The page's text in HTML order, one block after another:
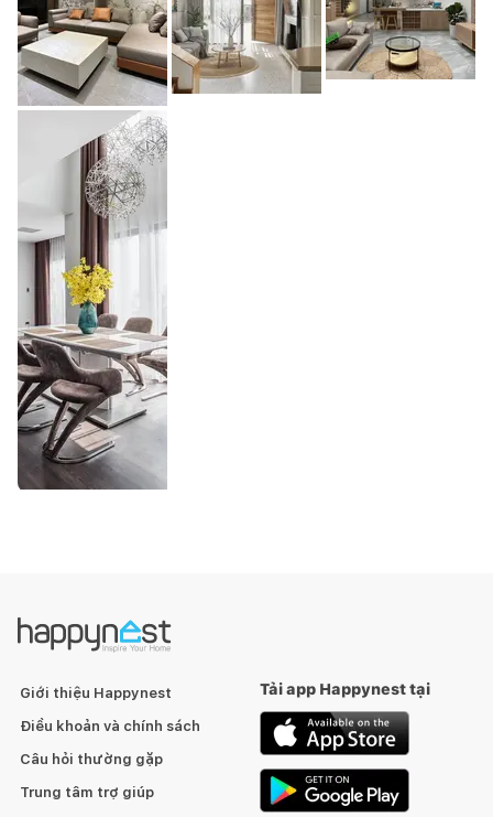
Giới thiệu Happynest
Điều khoản và chính sách
Câu hỏi thường gặp
Trung tâm trợ giúp
Tải app Happynest tại